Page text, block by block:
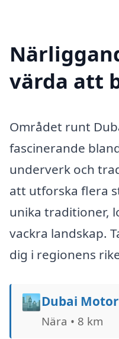
värda att
Området runt
fascinerande
underverk och
att utforska flera
unika traditioner,
vackra landskap.
dig i regionens
🏙️Dubai
Nära • 8 km